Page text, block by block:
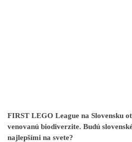
FIRST LEGO League na Slovensku
venovanú biodiverzite. Budú
najlepšími na svete?